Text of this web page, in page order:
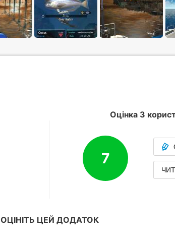
Оцінка 3
7
ОЦІНІТЬ ЦЕЙ ДОДАТОК